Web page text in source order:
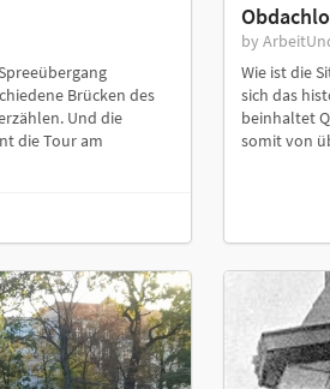
Brücken des
Und die
die Tour am
by
Wie ist die
sich das
beinhaltet
somit von